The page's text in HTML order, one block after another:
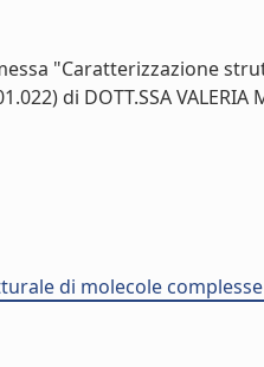
"Caratterizzazione
di DOTT.SSA
di molecole